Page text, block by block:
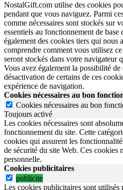
NostalGift.com utilise des cookies
pendant que vous naviguez. Parmi
comme nécessaires sont stockés sur
essentiels au fonctionnement de
également des cookies tiers qui nous
comprendre comment vous utilisez
seront stockés dans votre navigateur
Vous avez également la possibilité
désactivation de certains de ces
expérience de navigation.
Cookies nécessaires au bon
Cookies nécessaires au bon
Toujours activé
Les cookies nécessaires sont
fonctionnement du site. Cette
cookies qui assurent les
de sécurité du site Web. Ces cookies
personnelle.
Cookies publicitaires
publicite
Les cookies publicitaires sont